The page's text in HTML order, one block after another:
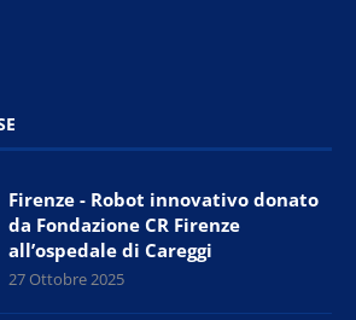
Firenze - Robot innovativo donato
da Fondazione CR Firenze
all’ospedale di Careggi
27 Ottobre 2025